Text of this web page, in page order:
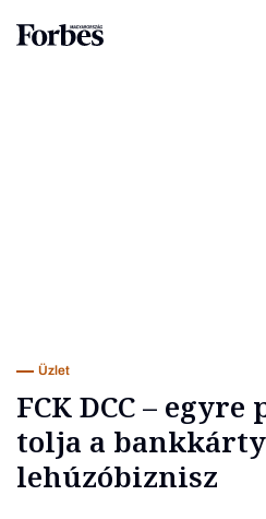
Üzlet
FCK DCC –
tolja a
lehúzóbiznisz